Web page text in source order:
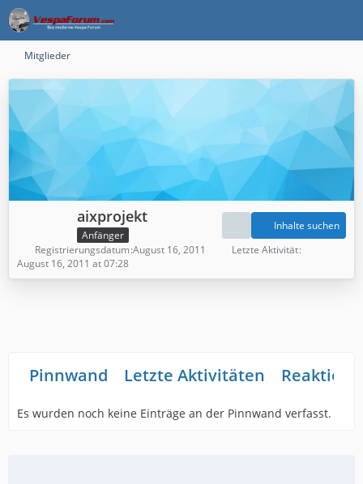
Mitglieder
aixprojekt
Anfänger
Inhalte suchen
Registrierungsdatum August 16, 2011
Letzte Aktivität
August 16, 2011 at 07:28
Pinnwand Letzte Aktivitäten
Es wurden noch keine Einträge an der Pinnwand verfasst.